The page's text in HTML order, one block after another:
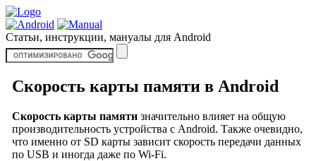
Статьи, инструкции, мануалы для Android
Скорость карты памяти в Android
Скорость карты памятизначительно влияет на общую
производительность устройства с Android. Также очевидно,
что именно от SD карты зависит скорость передачи данных
по USB и иногда даже по Wi-Fi.